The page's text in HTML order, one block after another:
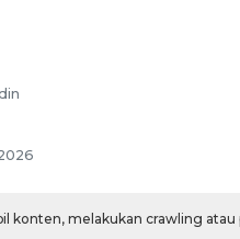
konten, melakukan crawling